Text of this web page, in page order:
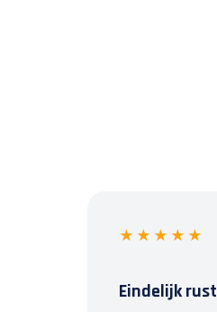
★★★★★
Eindelijk rust